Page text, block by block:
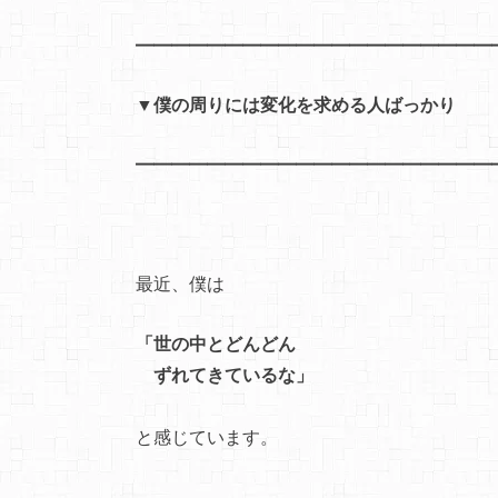
▼僕の周りには変化を求める人ばっかり
最近、僕は
「世の中とどんどん
ずれてきているな」
と感じています。